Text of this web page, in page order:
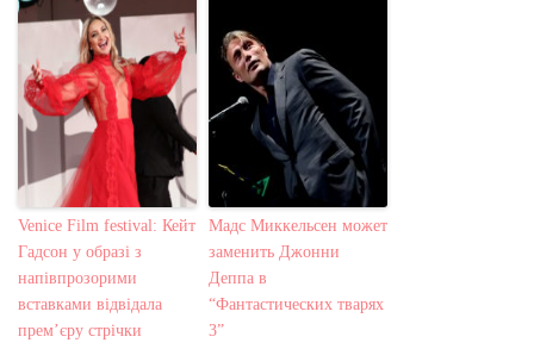
Venice Film festival: Кейт
Гадсон у образі з
напівпрозорими
вставками відвідала
прем’єру стрічки
Мадс Миккельсен может
заменить Джонни
Деппа в
“Фантастических тварях
3”